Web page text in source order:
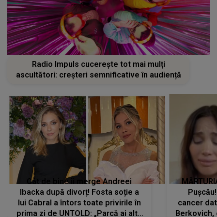
Radio Impuls cucerește tot mai mulți
ascultători: creșteri semnificative în audiență
Cât de bine îi merge Andreei
Ibacka după divorț! Fosta soție a
lui Cabral a întors toate privirile în
prima zi de UNTOLD: „Parcă ai altă
cancer
Berkovich,